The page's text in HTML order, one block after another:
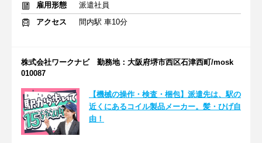
雇用形態
派遣社員
アクセス
間内駅 車10分
株式会社ワークナビ 勤務地：大阪府堺市西区石津西町/mosk
010087
【機械の操作・検査・梱包】派遣先は、駅の
近くにあるコイル製品メーカー。髪・ひげ自
由！